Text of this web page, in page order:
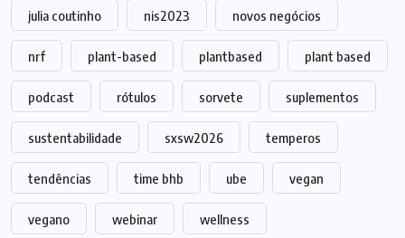
julia coutinho nis2023 novos negócios
nrf plant-based plantbased plant based
podcast rótulos sorvete suplementos
sustentabilidade sxsw2026 temperos
tendências time bhb ube vegan
vegano webinar wellness